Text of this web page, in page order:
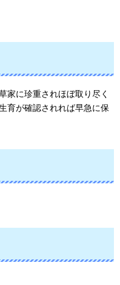
家に珍重されほぼ取り尽く
育が確認されれば早急に保